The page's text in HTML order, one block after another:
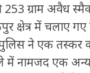
ग्राम अवैध
क्षेत्र में चलाए
ने एक तस्कर
में नामजद एक